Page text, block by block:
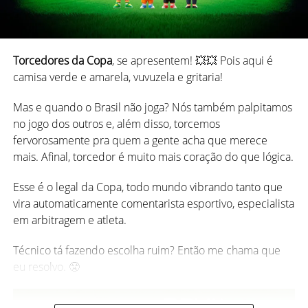
2. Cinco Marias (ou Jogo das Pedrinhas)
Muito comum entre crianças do interior, esse jogo
envolve cinco pedrinhas pequenas. O objetivo é realizar
diferentes fases com as pedrinhas, jogando uma para o ar
enquanto pega outras no chão.
*Principais diferenças entre Truco Mineiro x Truco Paulista
x Truco Espanhol (Gaudério)
O jogo é disputado por quatro jogadores, divididos em
duas duplas, sentados em posições alternadas — ou seja,
você joga sempre em parceria com quem está à sua
frente.
O objetivo é simples:ser a primeira dupla a alcançar 24
pontos.
A partida é composta por várias “mãos”, e cada mão vale
pontos que podem aumentar dependendo de quantas
“trucadas” acontecem durante cada rodada.
Ou seja, o truco gaudério segue a estrutura básica:
Cartas:baralho espanhol (sem 8 e 9)
Torcedores da Copa, se apresentem! 💥💥 Pois aqui é
camisa verde e amarela, vuvuzela e gritaria!
Mas e quando o Brasil não joga? Nós também palpitamos
no jogo dos outros e, além disso, torcemos
fervorosamente pra quem a gente acha que merece
mais. Afinal, torcedor é muito mais coração do que lógica.
Esse é o legal da Copa, todo mundo vibrando tanto que
vira automaticamente comentarista esportivo, especialista
em arbitragem e atleta.
Técnico tá fazendo escolha ruim? Então me chama que
eu resolvo. 😤